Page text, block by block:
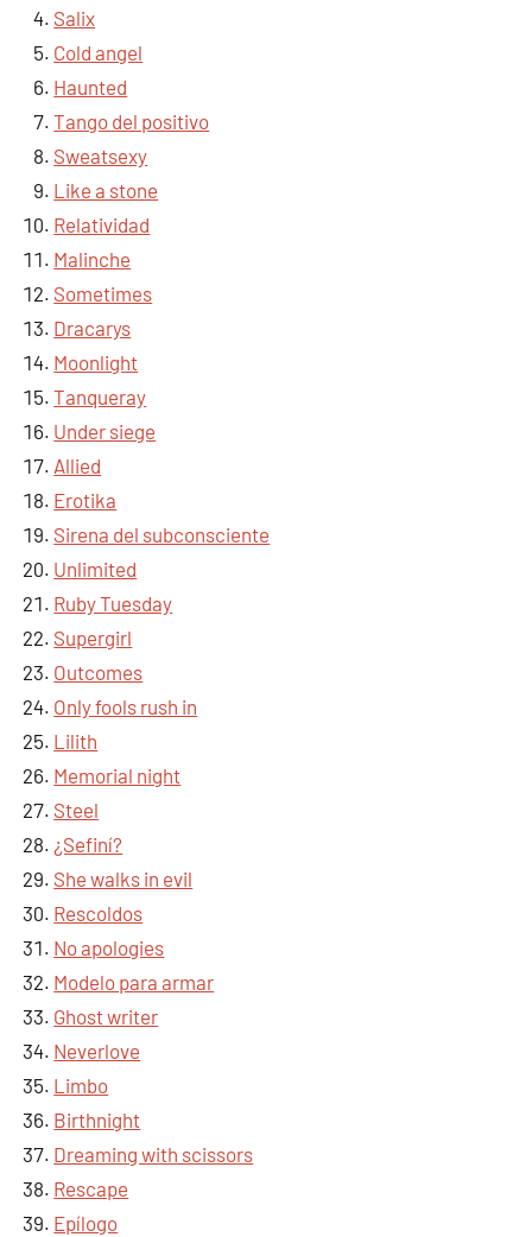
Salix
Cold angel
Haunted
Tango del positivo
Sweatsexy
Like a stone
Relatividad
Malinche
Sometimes
Dracarys
Moonlight
Tanqueray
Under siege
Allied
Erotika
Sirena del subconsciente
Unlimited
Ruby Tuesday
Supergirl
Outcomes
Only fools rush in
Lilith
Memorial night
Steel
¿Sefiní?
She walks in evil
Rescoldos
No apologies
Modelo para armar
Ghost writer
Neverlove
Limbo
Birthnight
Dreaming with scissors
Rescape
Epílogo